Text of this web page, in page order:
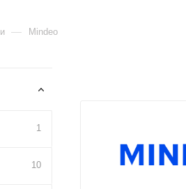
— Mindeo
1
10